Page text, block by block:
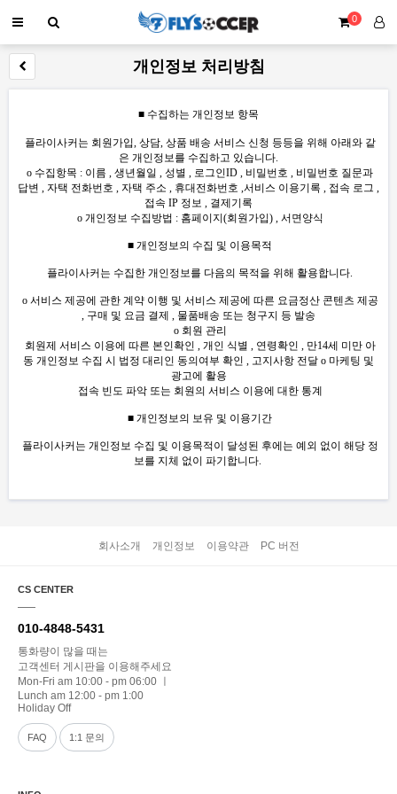
0
개인정보 처리방침
■ 수집하는 개인정보 항목
플라이사커는 회원가입, 상담, 상품 배송 서비스 신청 등등을 위해 아래와 같
은 개인정보를 수집하고 있습니다.
ο 수집항목 : 이름 , 생년월일 , 성별 , 로그인ID , 비밀번호 , 비밀번호 질문과
답변 , 자택 전화번호 , 자택 주소 , 휴대전화번호 ,서비스 이용기록 , 접속 로그 ,
접속 IP 정보 , 결제기록
ο 개인정보 수집방법 : 홈페이지(회원가입) , 서면양식
■ 개인정보의 수집 및 이용목적
플라이사커는 수집한 개인정보를 다음의 목적을 위해 활용합니다.
ο 서비스 제공에 관한 계약 이행 및 서비스 제공에 따른 요금정산 콘텐츠 제공
, 구매 및 요금 결제 , 물품배송 또는 청구지 등 발송
ο 회원 관리
회원제 서비스 이용에 따른 본인확인 , 개인 식별 , 연령확인 , 만14세 미만 아
동 개인정보 수집 시 법정 대리인 동의여부 확인 , 고지사항 전달 ο 마케팅 및
광고에 활용
접속 빈도 파악 또는 회원의 서비스 이용에 대한 통계
■ 개인정보의 보유 및 이용기간
플라이사커는 개인정보 수집 및 이용목적이 달성된 후에는 예외 없이 해당 정
보를 지체 없이 파기합니다.
회사소개 개인정보 이용약관 PC 버전
CS CENTER
010-4848-5431
통화량이 많을 때는
고객센터 게시판을 이용해주세요
Mon-Fri am 10:00 - pm 06:00 ㅣ
Lunch am 12:00 - pm 1:00
Holiday Off
FAQ 1:1 문의